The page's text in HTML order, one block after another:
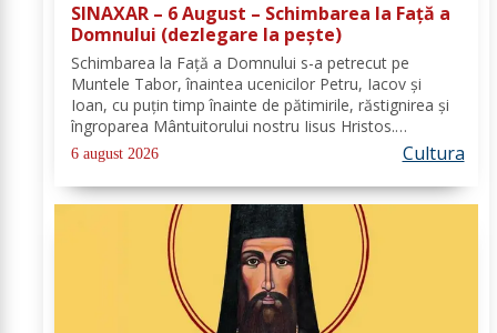
SINAXAR – 6 August – Schimbarea la Față a
Domnului (dezlegare la peşte)
Schimbarea la Față a Domnului s-a petrecut pe
Muntele Tabor, înaintea ucenicilor Petru, Iacov și
Ioan, cu puțin timp înainte de pătimirile, răstignirea și
îngroparea Mântuitorului nostru Iisus Hristos.
Urcându-Se pe munte, Hristos-Domnul S-a depărtat
puţin de ucenici şi, suindu-Se pe un loc mai...
6 august 2026 Cultura